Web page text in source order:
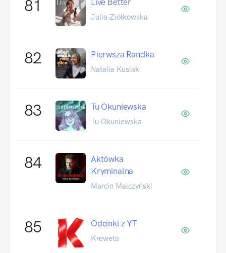
81
Julia Ziółkowska
82 Pierwsza Randka
Natalia Kusiak
83 Tu Okuniewska
Tu Okuniewska
84
Aktówka
Kryminalna
Marcin Malczyński
85 Odcinki z YT
Kreweta